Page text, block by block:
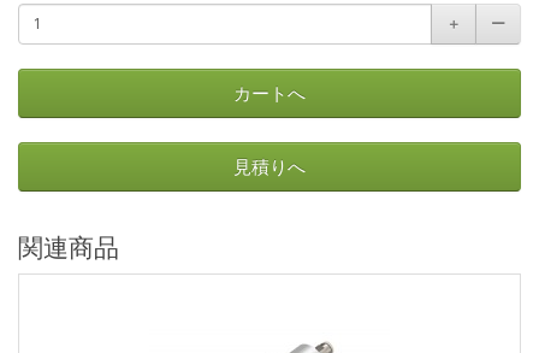
＋
ー
カートへ
見積りへ
関連商品